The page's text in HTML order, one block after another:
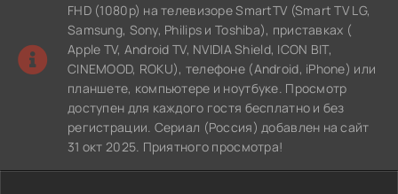
FHD (1080p) на телевизоре SmartTV (Smart TV LG,
Samsung, Sony, Philips и Toshiba), приставках (
Apple TV, Android TV, NVIDIA Shield, ICON BIT,
CINEMOOD, ROKU), телефоне (Android, iPhone) или
планшете, компьютере и ноутбуке. Просмотр
доступен для каждого гостя бесплатно и без
регистрации. Сериал (Россия) добавлен на сайт
31 окт 2025. Приятного просмотра!